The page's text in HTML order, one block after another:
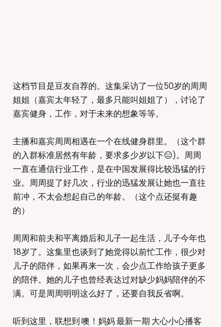
这档节目是豆友自荐的。这集采访了一位50岁的周周
姐姐（嘉宾太年轻了，最多只能叫姐姐了），讨论了
嘉宾健身，工作，对于未来的想象等等。
主播和嘉宾周周相遇在一个在线健身群里。（这个群
的入群标准居然有年龄，要求多少岁以下😑)。周周
一直在通信行业工作，是在中国发展得比较迅猛的行
业。周周提了好几次，行业的迅猛发展让她也一直往
前冲，不太会想起自己的年龄。（这个点还挺有趣
的）
周周和前夫和平离婚后和儿子一起生活，儿子今年也
18岁了。这集里也谈到了她觉得以前忙工作，很少对
儿子的陪伴，如果再来一次，会少点工作给孩子更多
的陪伴。她的儿子也曾经表达过对缺少妈妈陪伴的不
满。可是周周明明这么好了，还要自我反省啊。
听到这里，联想到 噢！妈妈 最新一期 大心小心播客